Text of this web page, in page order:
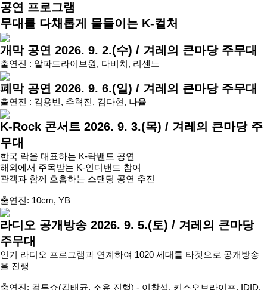
공연 프로그램
무대를 다채롭게 물들이는 K-컬처
개막 공연 2026. 9. 2.(수) / 겨레의 큰마당 주무대
출연진 : 알파드라이브원, 다비치, 리센느
폐막 공연 2026. 9. 6.(일) / 겨레의 큰마당 주무대
출연진 : 김용빈, 추혁진, 김다현, 나율
K-Rock 콘서트 2026. 9. 3.(목) / 겨레의 큰마당 주
무대
한국 락을 대표하는 K-락밴드 공연
해외에서 주목받는 K-인디밴드 참여
관객과 함께 호흡하는 스탠딩 공연 추진
출연진: 10cm, YB
라디오 공개방송 2026. 9. 5.(토) / 겨레의 큰마당
주무대
인기 라디오 프로그램과 연계하여 1020 세대를 타겟으로 공개방송
을 진행
출연진: 컬투쇼(김태균, 소유 진행) - 이창섭, 키스오브라이프, IDID,